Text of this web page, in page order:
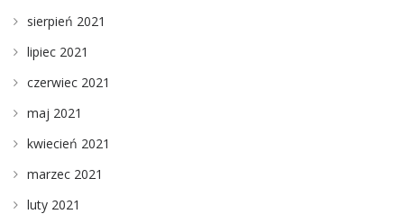
sierpień 2021
lipiec 2021
czerwiec 2021
maj 2021
kwiecień 2021
marzec 2021
luty 2021